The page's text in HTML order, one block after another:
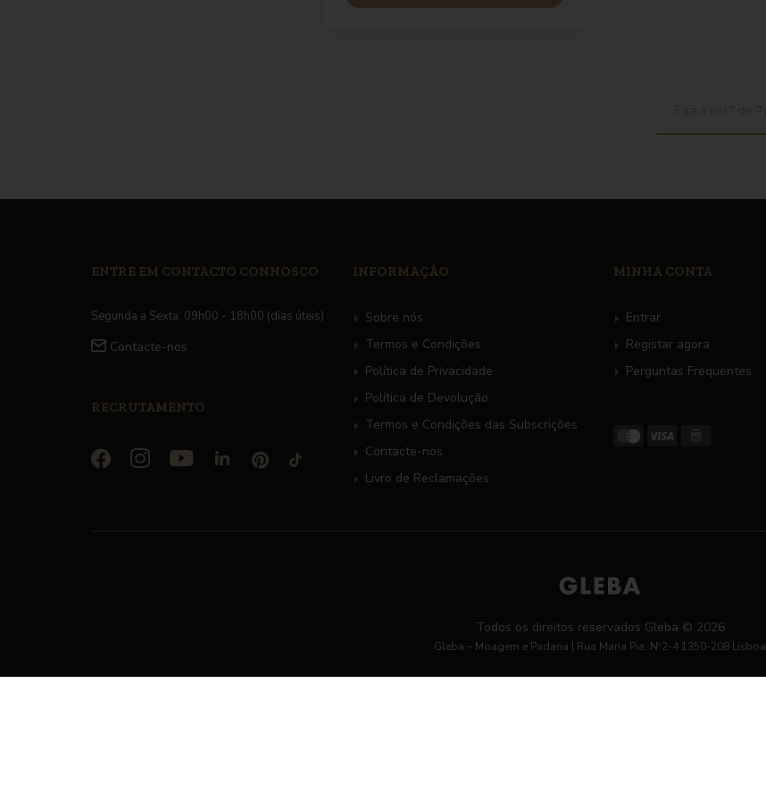
ENTRE EM CONTACTO CONNOSCO
Segunda a Sexta: 09h00 - 18h00 (dias úteis)
Contacte-nos
RECRUTAMENTO
INFORMAÇÃO
Sobre nós
Termos e Condições
Política de Privacidade
Política de Devolução
Termos e Condições das Subscrições
Contacte-nos
Livro de Reclamações
MINHA CONTA
Entrar
Registar agora
Perguntas Frequentes
Todos os direitos reservados Gleba © 2026
Gleba – Moagem e Padaria | Rua Maria Pia, Nº2-4 1350-208 Lisboa